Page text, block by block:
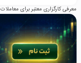
معرفی کارگزاری معتبر برای معاملات